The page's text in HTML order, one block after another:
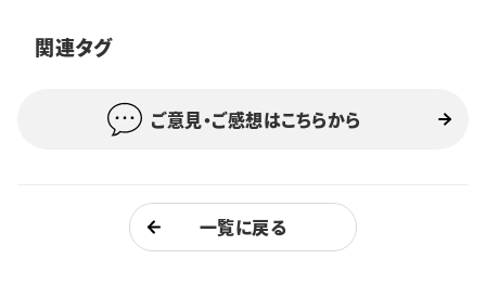
特集・企画
学生記者募集 お問い合わせ
関連タグ
ご意見・ご感想はこちらから
一覧に戻る